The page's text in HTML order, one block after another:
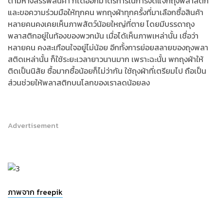
และขอความร่วมมือให้ทุกคน พกถุงผ้าทุกครั้งที่มาเลือกซื้อสินค้า
หลายคนคงเคยเห็นภาพสัตว์น้อยใหญ่ที่ตาย โดยมีบรรดาถุง
พลาสติกอยู่ในท้องของพวกมัน เมื่อได้เห็นภาพเหล่านั้น เชื่อว่า
หลายคน คงสะเทือนใจอยู่ไม่น้อย อีกทั้งการย่อยสลายของถุงพลา
สติดเหล่านั้น ก็ใช้ระยะเวลายาวนานมาก เพราะฉะนั้น พกถุงผ้าให้
ติดเป็นนิสัย ซื้อมากซื้อน้อยก็ไม่ว่ากัน ใช้ถุงผ้าที่เตรียมไป ถือเป็น
ส่วนช่วยให้พลาสติกบนโลกของเราลดน้อยลง
Advertisement
ภาพจาก freepik